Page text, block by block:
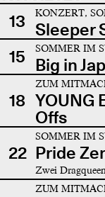
13
KONZERT,
Sleeper
15
SOMMER IM
Big in
18
ZUM
YOUNG
Offs
22
SOMMER IM
Pride
Zwei
ZUM